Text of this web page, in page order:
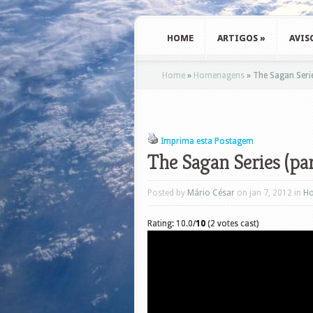
HOME ARTIGOS »
Home » Homenagens » The Sagan
Imprima esta Postagem
The Sagan Series
Posted by Mário César on jan 7, 2012 in
Rating: 10.0/10 (2 votes cast)